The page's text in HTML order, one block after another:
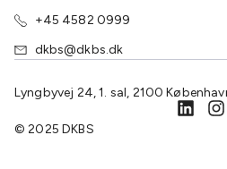
+45 4582 0999
dkbs@dkbs.dk
Lyngbyvej 24, 1. sal, 2100
© 2025 DKBS